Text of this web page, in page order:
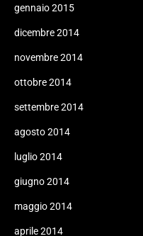
gennaio 2015
dicembre 2014
novembre 2014
ottobre 2014
settembre 2014
agosto 2014
luglio 2014
giugno 2014
maggio 2014
aprile 2014